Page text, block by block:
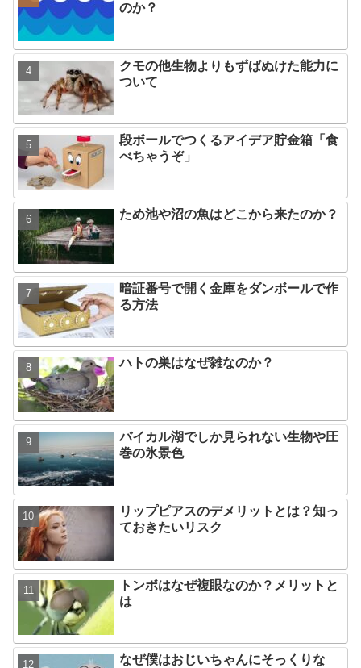
のか？
クモの他生物よりもずばぬけた能力に
ついて
段ボールでつくるアイデア貯金箱「食
べちゃうぞ」
ため池や沼の魚はどこから来たのか？
暗証番号で開く金庫をダンボールで作
る方法
ハトの巣はなぜ雑なのか？
バイカル湖でしか見られない生物や圧
巻の氷景色
リップピアスのデメリットとは？知っ
ておきたいリスク
トンボはなぜ複眼なのか？メリットと
は
なぜ僕はおじいちゃんにそっくりな